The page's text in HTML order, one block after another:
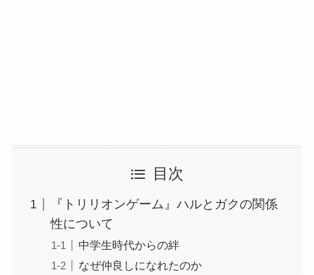
目次
『トリリオンゲーム』ハルとガクの関係
性について
中学生時代からの絆
なぜ仲良しになれたのか